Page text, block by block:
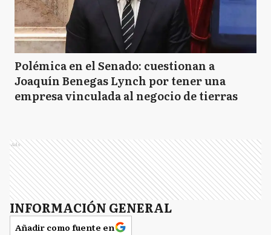
Polémica en el Senado: cuestionan a
Joaquín Benegas Lynch por tener una
empresa vinculada al negocio de tierras
Ads
INFORMACIÓN GENERAL
Añadir como fuente en